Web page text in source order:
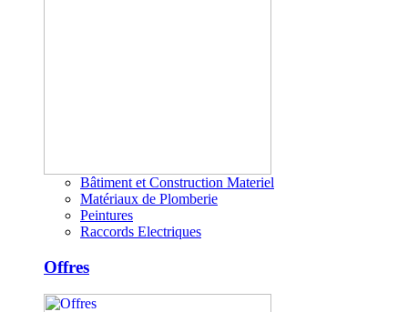
Bâtiment et Construction Materiel
Matériaux de Plomberie
Peintures
Raccords Electriques
Offres